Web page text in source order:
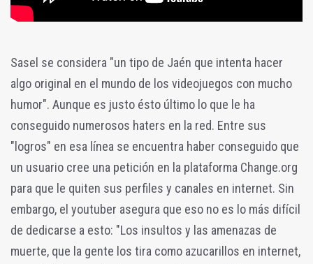
Sasel se considera "un tipo de Jaén que intenta hacer
algo original en el mundo de los videojuegos con mucho
humor". Aunque es justo ésto último lo que le ha
conseguido numerosos haters en la red. Entre sus
"logros" en esa línea se encuentra haber conseguido que
un usuario cree una petición en la plataforma Change.org
para que le quiten sus perfiles y canales en internet. Sin
embargo, el youtuber asegura que eso no es lo más difícil
de dedicarse a esto: "Los insultos y las amenazas de
muerte, que la gente los tira como azucarillos en internet,